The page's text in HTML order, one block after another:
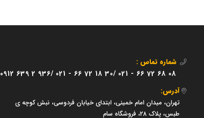
شماره تماس :
021 - 66 72 68 08
021 - 66 72 18 30/
0912 639 2 936/
آدرس:
تهران، میدان امام خمینی، ابتدای خیابان فردوسی، نبش کوچه ی
طبس، پلاک 28، فروشگاه سام